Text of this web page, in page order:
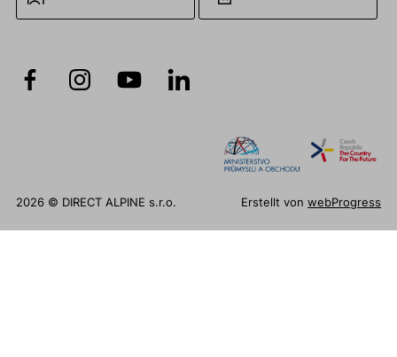
2026 © DIRECT ALPINE s.r.o. Erstellt vonwebProgress